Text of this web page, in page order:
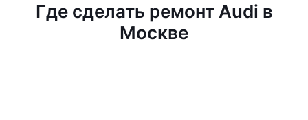
Где сделать ремонт Audi в
Москве